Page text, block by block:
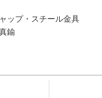
ップ・スチール金具
鍮